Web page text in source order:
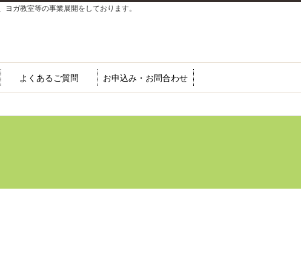
ガ教室等の事業展開をしております。
よくあるご質問 お申込み・お問合わせ